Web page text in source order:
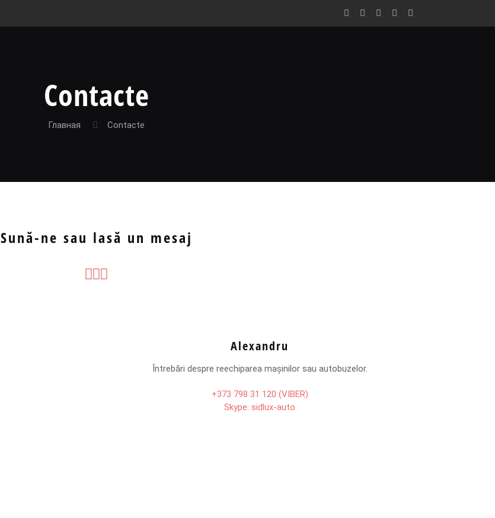
Contacte
Главная Contacte
Sună-ne sau lasă un mesaj
Alexandru
Întrebări despre reechiparea mașinilor sau autobuzelor.
+373 798 31 120 (VIBER)
Skype: sidlux-auto